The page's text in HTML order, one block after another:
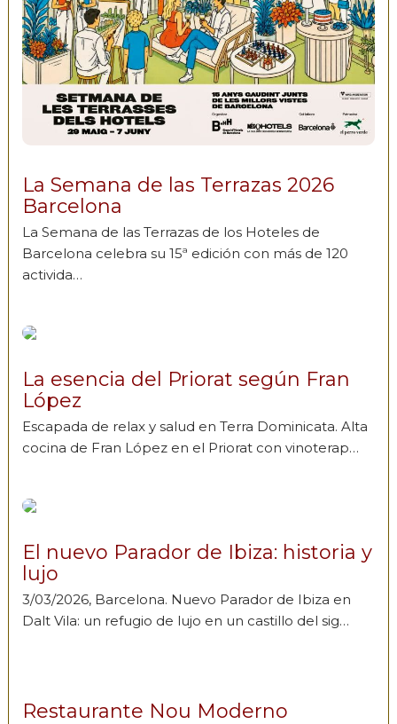
La Semana de las Terrazas 2026
Barcelona
La Semana de las Terrazas de los Hoteles de
Barcelona celebra su 15ª edición con más de 120
activida…
La esencia del Priorat según Fran
López
Escapada de relax y salud en Terra Dominicata. Alta
cocina de Fran López en el Priorat con vinoterap…
El nuevo Parador de Ibiza: historia y
lujo
3/03/2026, Barcelona. Nuevo Parador de Ibiza en
Dalt Vila: un refugio de lujo en un castillo del sig…
Restaurante Nou Moderno